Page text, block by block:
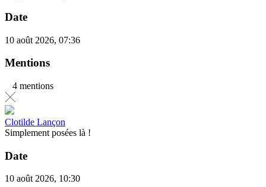
Date
10 août 2026, 07:36
Mentions
4 mentions
Clotilde Lançon
Simplement posées là !
Date
10 août 2026, 10:30